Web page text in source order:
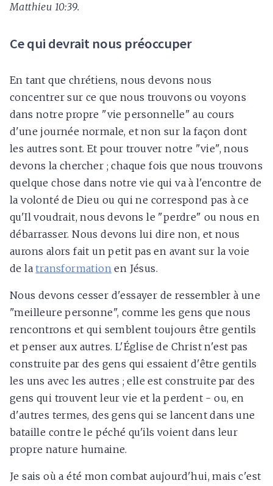
Matthieu 10:39.
Ce qui devrait nous préoccuper
En tant que chrétiens, nous devons nous
concentrer sur ce que nous trouvons ou voyons
dans notre propre "vie personnelle" au cours
d'une journée normale, et non sur la façon dont
les autres sont. Et pour trouver notre "vie", nous
devons la chercher ; chaque fois que nous trouvons
quelque chose dans notre vie qui va à l'encontre de
la volonté de Dieu ou qui ne correspond pas à ce
qu'Il voudrait, nous devons le "perdre" ou nous en
débarrasser. Nous devons lui dire non, et nous
aurons alors fait un petit pas en avant sur la voie
de latransformation en Jésus.
Nous devons cesser d'essayer de ressembler à une
"meilleure personne", comme les gens que nous
rencontrons et qui semblent toujours être gentils
et penser aux autres. L'Église de Christ n'est pas
construite par des gens qui essaient d'être gentils
les uns avec les autres ; elle est construite par des
gens qui trouvent leur vie et la perdent - ou, en
d'autres termes, des gens qui se lancent dans une
bataille contre le péché qu'ils voient dans leur
propre nature humaine.
Je sais où a été mon combat aujourd'hui, mais c'est